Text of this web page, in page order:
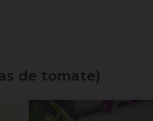
de tomate)